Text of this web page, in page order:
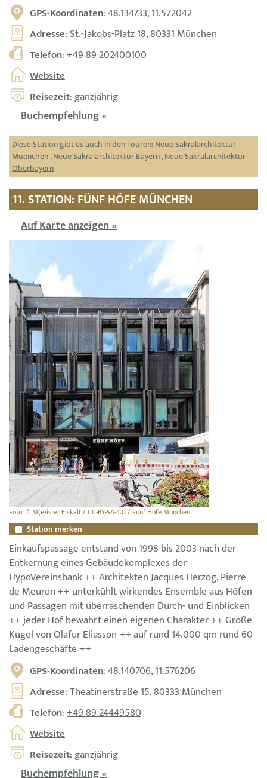
GPS-Koordinaten: 48.134733, 11.572042
Adresse: St.-Jakobs-Platz 18, 80331 München
Telefon:+49 89 202400100
Website
Reisezeit: ganzjährig
Buchempfehlung »
Diese Station gibt es auch in den Touren:Neue Sakralarchitektur
Muenchen,Neue Sakralarchitektur Bayern,Neue Sakralarchitektur
Oberbayern
11. STATION: FÜNF HÖFE MÜNCHEN
Auf Karte anzeigen »
Foto: © M(e)ister Eiskalt / CC-BY-SA-4.0 / Fünf Höfe München
Station merken
Einkaufspassage entstand von 1998 bis 2003 nach der
Entkernung eines Gebäudekomplexes der
HypoVereinsbank ++ Architekten Jacques Herzog, Pierre
de Meuron ++ unterkühlt wirkendes Ensemble aus Höfen
und Passagen mit überraschenden Durch- und Einblicken
++ jeder Hof bewahrt einen eigenen Charakter ++ Große
Kugel von Olafur Eliasson ++ auf rund 14.000 qm rund 60
Ladengeschäfte ++
GPS-Koordinaten: 48.140706, 11.576206
Adresse: Theatinerstraße 15, 80333 München
Telefon:+49 89 24449580
Website
Reisezeit: ganzjährig
Buchempfehlung »